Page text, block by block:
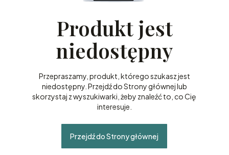
Produkt jest
niedostępny
Przepraszamy, produkt, którego szukasz jest
niedostępny. Przejdź do Strony głównej lub
skorzystaj z wyszukiwarki, żeby znaleźć to, co Cię
interesuje.
Przejdź do Strony głównej